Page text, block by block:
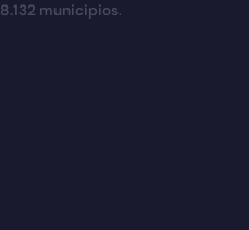
8.132 municipios.